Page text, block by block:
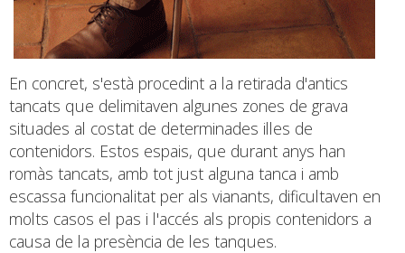
En concret, s'està procedint a la retirada d'antics
tancats que delimitaven algunes zones de grava
situades al costat de determinades illes de
contenidors. Estos espais, que durant anys han
romàs tancats, amb tot just alguna tanca i amb
escassa funcionalitat per als vianants, dificultaven en
molts casos el pas i l'accés als propis contenidors a
causa de la presència de les tanques.